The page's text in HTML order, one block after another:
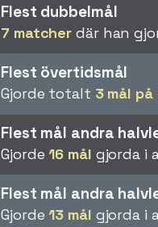
Flest dubbelmål
7 matcher där han
Flest övertidsmål
Gjorde totalt 3 mål
Flest mål andra
Gjorde16 mål gjorda i
Flest mål andra
Gjorde13 mål gjorda i